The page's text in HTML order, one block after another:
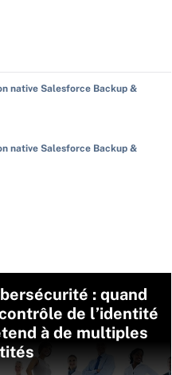
native Salesforce Backup &
native Salesforce Backup &
: quand
de l’identité
à de multiples